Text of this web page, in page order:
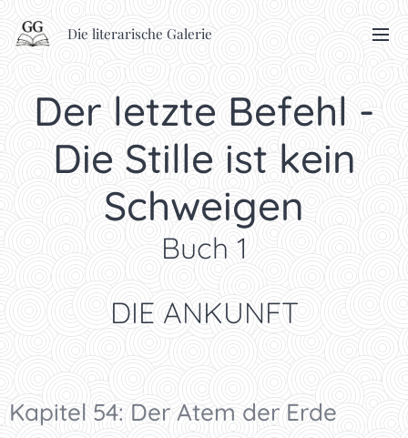
Die literarische Galerie
Der letzte Befehl -
Die Stille ist kein
Schweigen
Buch 1
DIE ANKUNFT
Kapitel 54: Der Atem der Erde